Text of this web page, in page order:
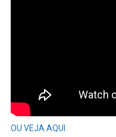
OU VEJA AQUI